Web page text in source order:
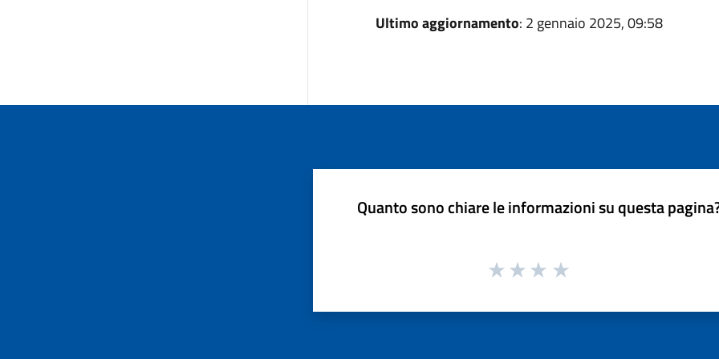
Ultimo aggiornamento: 2 gennaio 2025, 09:58
Quanto sono chiare le informazioni su questa